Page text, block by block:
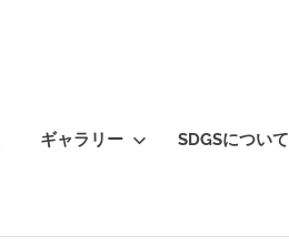
ギャラリー SDGSについて